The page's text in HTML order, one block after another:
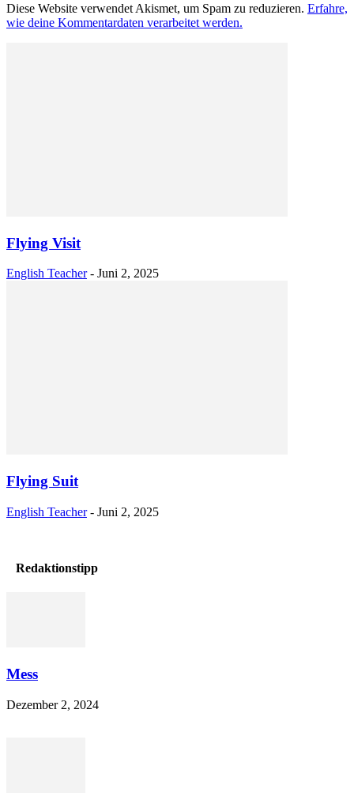
Diese Website verwendet Akismet, um Spam zu reduzieren. Erfahre,
wie deine Kommentardaten verarbeitet werden.
Flying Visit
English Teacher - Juni 2, 2025
Flying Suit
English Teacher - Juni 2, 2025
Redaktionstipp
Mess
Dezember 2, 2024